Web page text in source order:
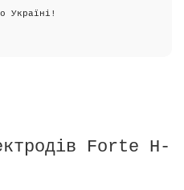
Україні!
Forte H-